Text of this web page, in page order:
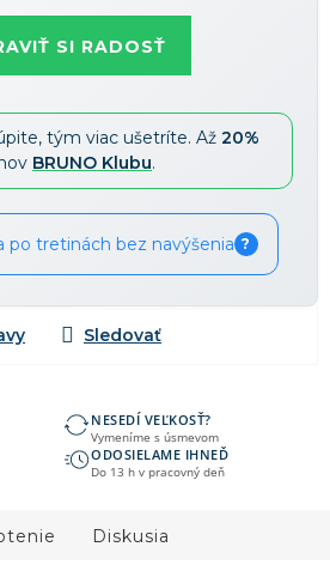
SI RADOSŤ
tým viac ušetríte. Až 20%
BRUNO Klubu.
po tretinách bez navýšenia ?
NESEDÍ VEĽKOSŤ?
Vymeníme s úsmevom
ODOSIELAME IHNEĎ
Do 13 h v pracovný deň
Diskusia